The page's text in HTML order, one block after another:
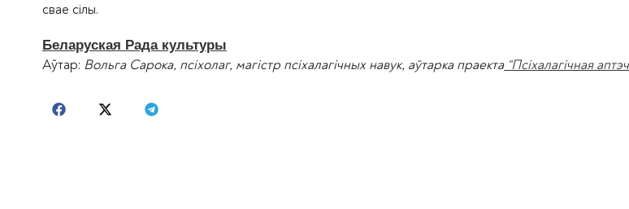
свае сілы.
Беларуская Рада культуры
Аўтар: Вольга Сарока, псіхолаг, магістр псіхалагічных навук, аўтарка праекта“Псіхалагічная